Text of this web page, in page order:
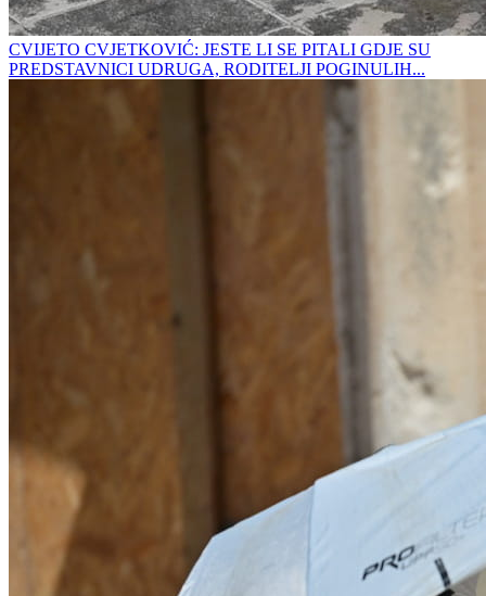
CVIJETO CVJETKOVIĆ: JESTE LI SE PITALI GDJE SU
PREDSTAVNICI UDRUGA, RODITELJI POGINULIH...